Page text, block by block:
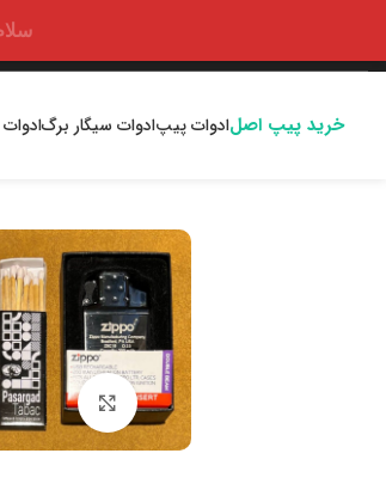
سلام
خرید پیپ اصلادوات پیپادوات سیگار برگ
بزرگنمایی